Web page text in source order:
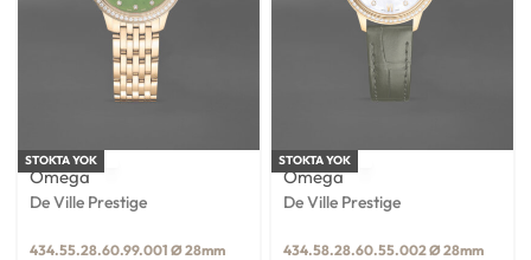
STOKTA YOK
Omega
De Ville Prestige
434.55.28.60.99.001 Ø 28mm
STOKTA YOK
Omega
De Ville Prestige
434.58.28.60.55.002 Ø 28mm